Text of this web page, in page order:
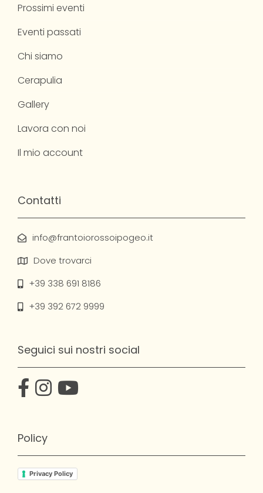
Prossimi eventi
Eventi passati
Chi siamo
Cerapulia
Gallery
Lavora con noi
Il mio account
Contatti
info@frantoiorossoipogeo.it
Dove trovarci
+39 338 691 8186
+39 392 672 9999
Seguici sui nostri social
Policy
Privacy Policy